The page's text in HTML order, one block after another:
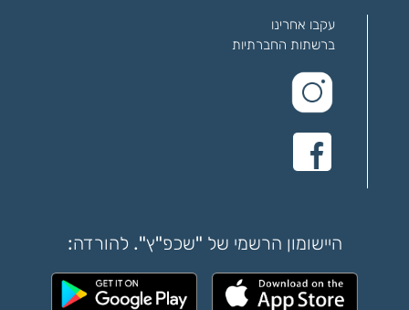
עקבו אחרינו
ברשתות החברתיות
היישומון הרשמי של "שכפ"ץ". להורדה: